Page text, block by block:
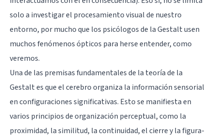
solo a investigar el procesamiento visual de nuestro
entorno, por mucho que los psicólogos de la Gestalt usen
muchos fenómenos ópticos para herse entender, como
veremos.
Una de las premisas fundamentales de la teoría de la
Gestalt es que el cerebro organiza la información sensorial
en configuraciones significativas. Esto se manifiesta en
varios principios de organización perceptual, como la
proximidad, la similitud, la continuidad, el cierre y la figura-